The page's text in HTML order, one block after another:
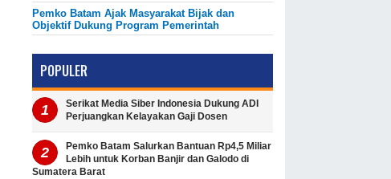
Pemko Batam Ajak Masyarakat Bijak dan
Objektif Dukung Program Pemerintah
POPULER
Serikat Media Siber Indonesia Dukung ADI
Perjuangkan Kelayakan Gaji Dosen
Pemko Batam Salurkan Bantuan Rp4,5 Miliar
Lebih untuk Korban Banjir dan Galodo di
Sumatera Barat